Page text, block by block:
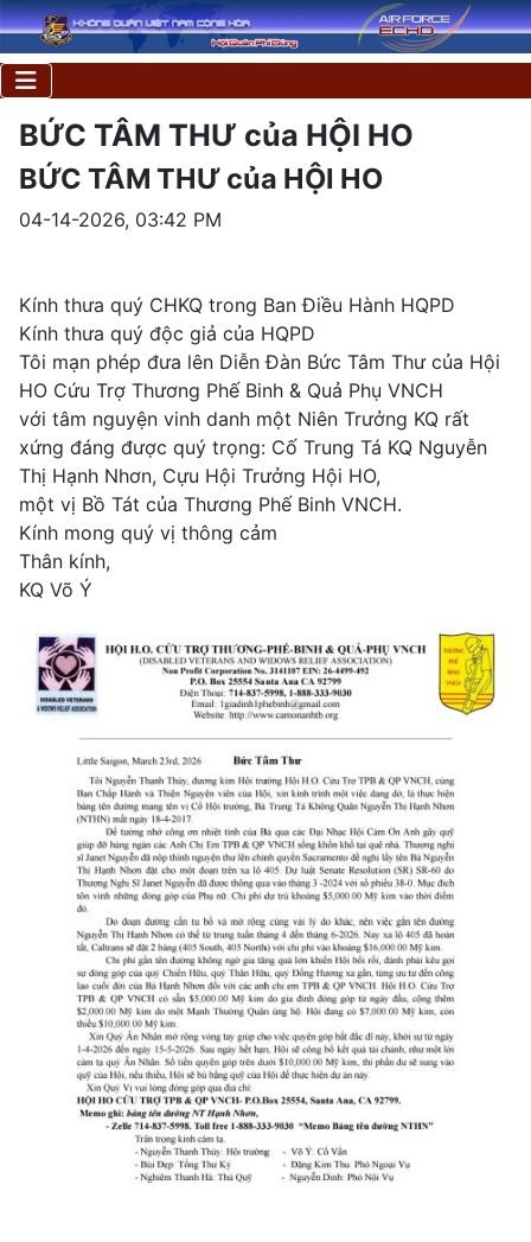
BỨC TÂM THƯ của HỘI HO
BỨC TÂM THƯ của HỘI HO
04-14-2026, 03:42 PM
Kính thưa quý CHKQ trong Ban Điều Hành HQPD
Kính thưa quý độc giả của HQPD
Tôi mạn phép đưa lên Diễn Đàn Bức Tâm Thư của Hội
HO Cứu Trợ Thương Phế Binh & Quả Phụ VNCH
với tâm nguyện vinh danh một Niên Trưởng KQ rất
xứng đáng được quý trọng: Cố Trung Tá KQ Nguyễn
Thị Hạnh Nhơn, Cựu Hội Trưởng Hội HO,
​một vị Bồ Tát của Thương Phế Binh VNCH.
Kính mong quý vị thông cảm
Thân kính,
KQ Võ Ý